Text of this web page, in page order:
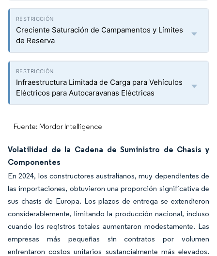
Creciente Saturación de Campamentos y Límites
de Reserva
Infraestructura Limitada de Carga para Vehículos
Eléctricos para Autocaravanas Eléctricas
Fuente: Mordor Intelligence
Volatilidad de la Cadena de Suministro de Chasis y
Componentes
En 2024, los constructores australianos, muy dependientes de
las importaciones, obtuvieron una proporción significativa de
sus chasis de Europa. Los plazos de entrega se extendieron
considerablemente, limitando la producción nacional, incluso
cuando los registros totales aumentaron modestamente. Las
empresas más pequeñas sin contratos por volumen
enfrentaron costos unitarios sustancialmente más elevados.